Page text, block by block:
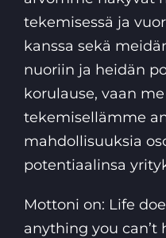
tekemisessä ja
kanssa sekä
nuoriin ja heidän
korulause, vaan
tekemisellämme
mahdollisuuksia
potentiaalinsa
Mottoni on: Life
anything you can’t